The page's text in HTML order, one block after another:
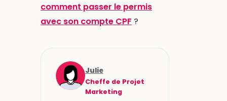
comment passer le permis
avec son compte CPF ?
Julie
Cheffe de Projet
Marketing